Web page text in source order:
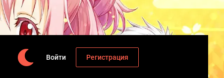
Войти Регистрация